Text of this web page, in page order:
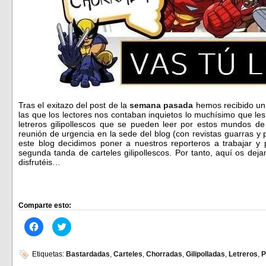
Tras el exitazo del post de lasemana pasada hemos recibido
las que los lectores nos contaban inquietos lo muchísimo que
letreros gilipollescos que se pueden leer por estos mundos
reunión de urgencia en la sede del blog (con revistas guarras
este blog decidimos poner a nuestros reporteros a trabajar
segunda tanda de carteles gilipollescos. Por tanto, aquí os
disfrutéis…
Comparte esto:
Haz
clic
en
Facebook
Haz
clic
en
Etiquetas: Bastardadas, Carteles, Chorradas, Gilipolladas, Letreros,